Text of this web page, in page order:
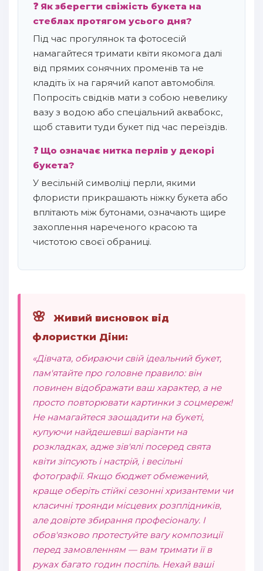
❓ Як зберегти свіжість букета на
стеблах протягом усього дня?
Під час прогулянок та фотосесій
намагайтеся тримати квіти якомога далі
від прямих сонячних променів та не
кладіть їх на гарячий капот автомобіля.
Попросіть свідків мати з собою невелику
вазу з водою або спеціальний аквабокс,
щоб ставити туди букет під час переїздів.
❓ Що означає нитка перлів у декорі
букета?
У весільній символіці перли, якими
флористи прикрашають ніжку букета або
вплітають між бутонами, означають щире
захоплення нареченого красою та
чистотою своєї обраниці.
🌸
Живий висновок від
флористки Діни:
«Дівчата, обираючи свій ідеальний букет,
пам'ятайте про головне правило: він
повинен відображати ваш характер, а не
просто повторювати картинки з соцмереж!
Не намагайтеся заощадити на букеті,
купуючи найдешевші варіанти на
розкладках, адже зів'ялі посеред свята
квіти зіпсують і настрій, і весільні
фотографії. Якщо бюджет обмежений,
краще оберіть стійкі сезонні хризантеми чи
класичні троянди місцевих розплідників,
але довірте збирання професіоналу. І
обов'язково протестуйте вагу композиції
перед замовленням — вам тримати її в
руках багато годин поспіль. Нехай ваші